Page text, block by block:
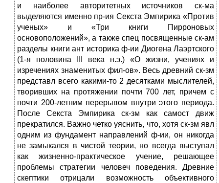
и наиболее авторитетных источников ск-ма
выделяются именно пр-ия Секста Эмпирика «Против
ученых» и «Три книги Пирроновых
основоположений», а также спец посвященные ск-ам
разделы книги ант историка ф-ии Диогена Лаэртского
(1-я половина III века н.э.) «О жизни, учениях и
изречениях знаменитых фил-ов». Весь древний ск-зм
представл всего какими-то 2 десятками мыслителей,
творивших на протяжении почти 700 лет, причем с
почти 200-летним перерывом внутри этого периода.
После Секста Эмпирика ск-зм как самост движ
прекратился. Важно четко уяснить, что, хотя ск-зм явл
одним из фундамент направлений ф-ии, он никогда
не замыкался в чистой теории, но всегда выступал
как жизненно-практическое учение, решающее
проблемы стратегии человеч поведения. Древние
скептики отрицали возможность объективного